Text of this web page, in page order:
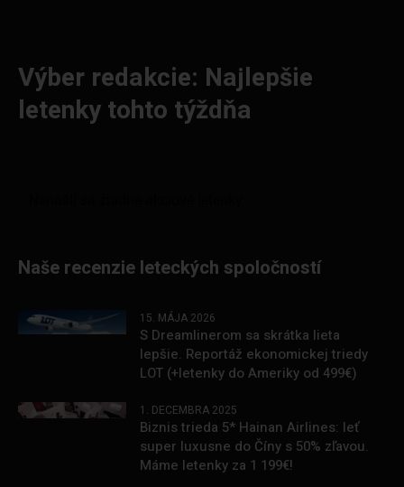
Výber redakcie: Najlepšie
letenky tohto týždňa
Naše recenzie leteckých spoločností
15. MÁJA 2026
S Dreamlinerom sa skrátka lieta
lepšie. Reportáž ekonomickej triedy
LOT (+letenky do Ameriky od 499€)
1. DECEMBRA 2025
Biznis trieda 5* Hainan Airlines: leť
super luxusne do Číny s 50% zľavou.
Máme letenky za 1 199€!